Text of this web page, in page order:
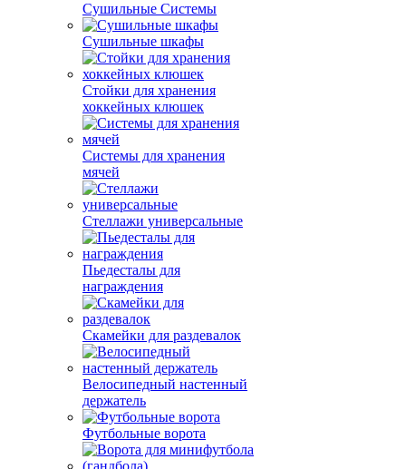
Сушильные Системы
Сушильные шкафы
Стойки для хранения
хоккейных клюшек
Системы для хранения
мячей
Стеллажи универсальные
Пьедесталы для
награждения
Скамейки для раздевалок
Велосипедный настенный
держатель
Футбольные ворота